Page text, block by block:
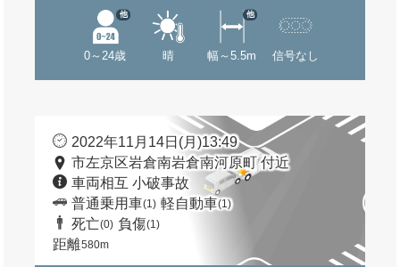
0～24歳
他
晴 幅～5.5m
他
信号なし
2022年11月14日(月)13:49
市左京区岩倉南岩倉南河原町 付近
車両相互 小破事故
普通乗用車(1) 軽自動車(1)
死亡(0) 負傷(1)
距離580m